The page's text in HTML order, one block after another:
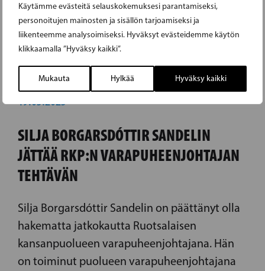
Käytämme evästeitä selauskokemuksesi parantamiseksi,
personoitujen mainosten ja sisällön tarjoamiseksi ja
liikenteemme analysoimiseksi. Hyväksyt evästeidemme käytön
klikkaamalla ”Hyväksy kaikki”.
Mukauta Hylkää Hyväksy kaikki
19.05.2025
SILJA BORGARSDÓTTIR SANDELIN
JÄTTÄÄ RKP:N VARAPUHEENJOHTAJAN
TEHTÄVÄN
Silja Borgarsdóttir Sandelin on päättänyt olla
hakematta jatkokautta Ruotsalaisen
kansanpuolueen varapuheenjohtajana. Hän
on toiminut puolueen varapuheenjohtajana